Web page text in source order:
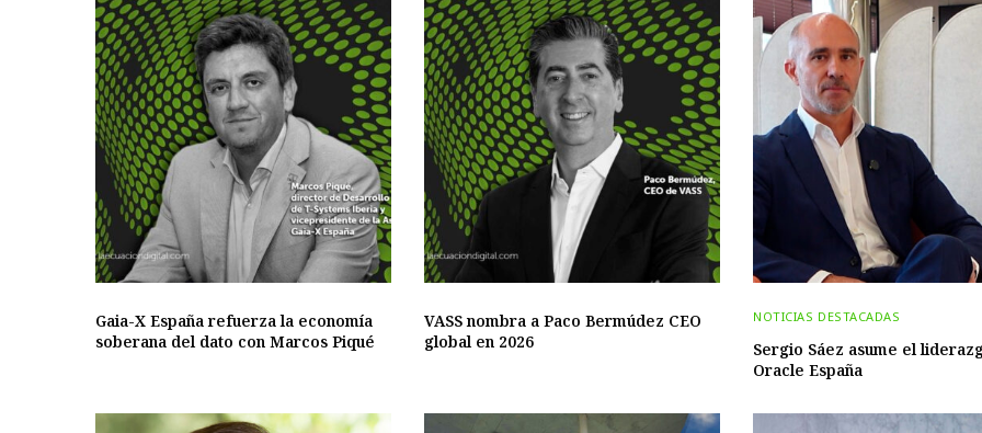
Gaia-X España refuerza la economía
soberana del dato con Marcos Piqué
VASS nombra a Paco Bermúdez CEO
global en 2026
NOTICIAS DESTACADAS
Sergio Sáez asume el
Oracle España